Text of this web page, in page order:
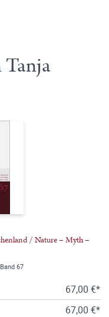
/ Nature – Myth –
67
67,00 €*
67,00 €*